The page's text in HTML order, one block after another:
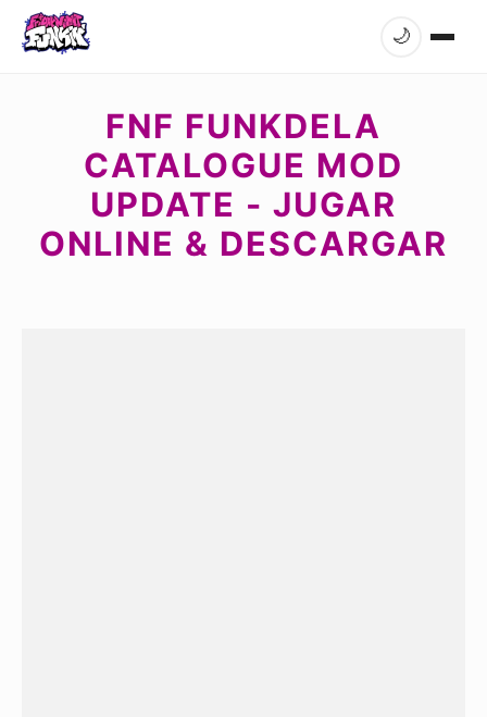
🌙
FNF FUNKDELA
CATALOGUE MOD
UPDATE - JUGAR
ONLINE & DESCARGAR